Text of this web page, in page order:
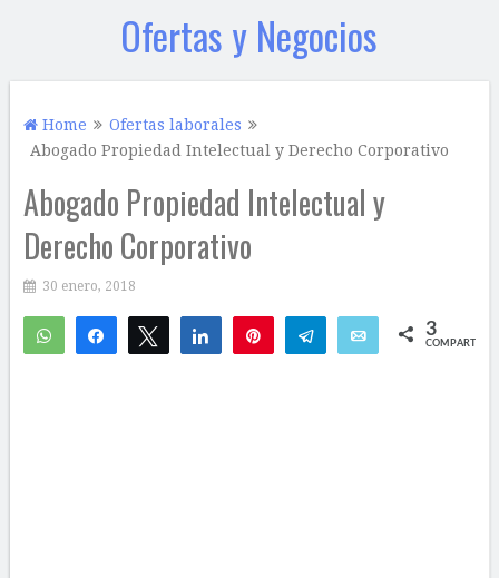
Ofertas y Negocios
Home
Ofertas laborales
Abogado Propiedad Intelectual y Derecho Corporativo
Abogado Propiedad Intelectual y
Derecho Corporativo
30 enero, 2018
WhatsAppCompartirTwittear Compartir Telegram Email 3
COMPARTIR